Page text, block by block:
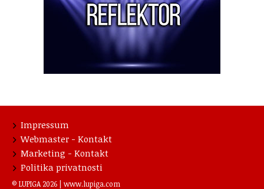
Impressum
Webmaster - Kontakt
Marketing - Kontakt
Politika privatnosti
© LUPIGA 2026 | www.lupiga.com